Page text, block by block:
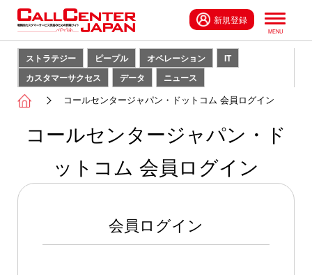
新規登録
ストラテジー ピープル オペレーション
IT
カスタマーサクセス
データ ニュース
コールセンタージャパン・ドットコム 会員ログイン
コールセンタージャパン・ド
ットコム 会員ログイン
会員ログイン